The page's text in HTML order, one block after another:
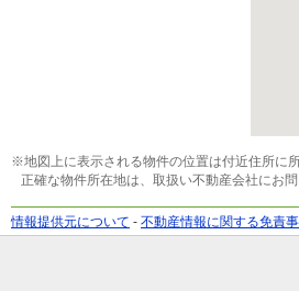
※地図上に表示される物件の位置は付近住所に
正確な物件所在地は、取扱い不動産会社にお問
情報提供元について - 不動産情報に関する免責